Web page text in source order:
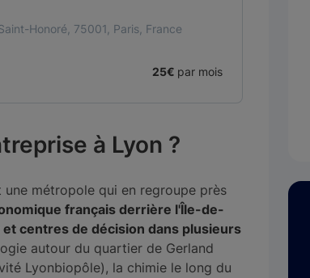
colonnes, 75002, Paris, France
26€ par mois
à Lyon ?
métropole qui en regroupe près
français derrière l'Île-de-
centres de décision dans plusieurs
autour du quartier de Gerland
Lyonbiopôle), la chimie le long du